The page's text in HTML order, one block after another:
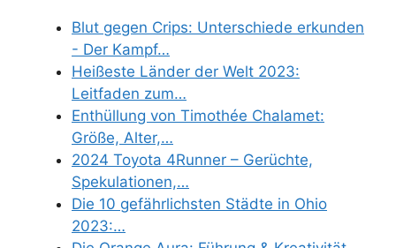
Blut gegen Crips: Unterschiede erkunden
- Der Kampf…
Heißeste Länder der Welt 2023:
Leitfaden zum…
Enthüllung von Timothée Chalamet:
Größe, Alter,…
2024 Toyota 4Runner – Gerüchte,
Spekulationen,…
Die 10 gefährlichsten Städte in Ohio
2023:…